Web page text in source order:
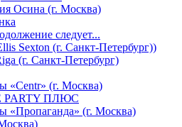
Осина (г. Москва)
следует...
Sexton (г. Санкт-Петербург))
(г. Санкт-Петербург)
«Centr» (г. Москва)
PARTY ПЛЮС
«Пропаганда» (г. Москва)